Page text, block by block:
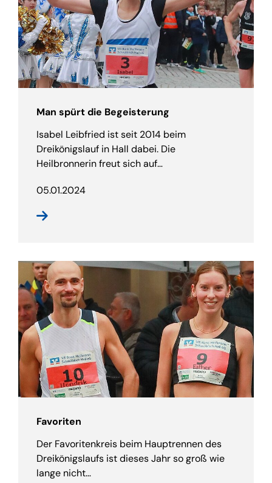
Man spürt die Begeisterung
Isabel Leibfried ist seit 2014 beim
Dreikönigslauf in Hall dabei. Die
Heilbronnerin freut sich auf…
05.01.2024
Favoriten
Der Favoritenkreis beim Hauptrennen des
Dreikönigslaufs ist dieses Jahr so groß wie
lange nicht…